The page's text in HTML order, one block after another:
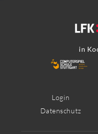
in
Footer
Login
Datenschutz